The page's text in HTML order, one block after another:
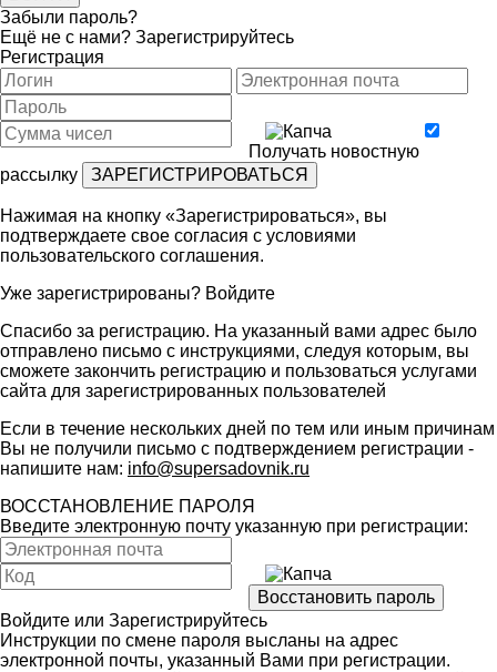
Забыли пароль?
Ещё не с нами? Зарегистрируйтесь
Регистрация
Получать новостную
рассылку
Нажимая на кнопку «Зарегистрироваться», вы
подтверждаете свое согласия с условиями
пользовательского соглашения.
Уже зарегистрированы? Войдите
Спасибо за регистрацию. На указанный вами адрес было
отправлено письмо с инструкциями, следуя которым, вы
сможете закончить регистрацию и пользоваться услугами
сайта для зарегистрированных пользователей
Если в течение нескольких дней по тем или иным причинам
Вы не получили письмо с подтверждением регистрации -
напишите нам: info@supersadovnik.ru
ВОССТАНОВЛЕНИЕ ПАРОЛЯ
Введите электронную почту указанную при регистрации:
Войдите или Зарегистрируйтесь
Инструкции по смене пароля высланы на адрес
электронной почты, указанный Вами при регистрации.